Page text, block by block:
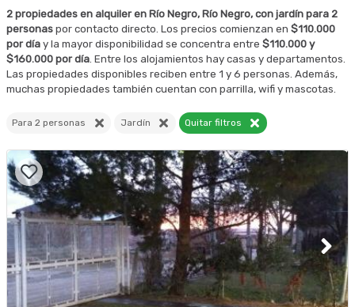
2 propiedades en alquiler en Río Negro, Río Negro, con jardín para 2
personas por contacto directo. Los precios comienzan en $110.000
por día y la mayor disponibilidad se concentra entre $110.000 y
$160.000 por día. Entre los alojamientos hay casas y departamentos.
Las propiedades disponibles reciben entre 1 y 6 personas. Además,
muchas propiedades también cuentan con parrilla, wifi y mascotas.
Para 2 personas Jardín Quitar filtros